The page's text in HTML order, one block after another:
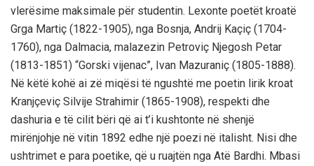
vlerësime maksimale për studentin. Lexonte poetët kroatë
Grga Martiç (1822-1905), nga Bosnja, Andrij Kaçiç (1704-
1760), nga Dalmacia, malazezin Petroviç Njegosh Petar
(1813-1851) “Gorski vijenac”, Ivan Mazuraniç (1805-1888).
Në këtë kohë ai zë miqësi të ngushtë me poetin lirik kroat
Kranjçeviç Silvije Strahimir (1865-1908), respekti dhe
dashuria e të cilit bëri që ai t’i kushtonte në shenjë
mirënjohje në vitin 1892 edhe një poezi në italisht. Nisi dhe
ushtrimet e para poetike, që u ruajtën nga Atë Bardhi. Mbasi